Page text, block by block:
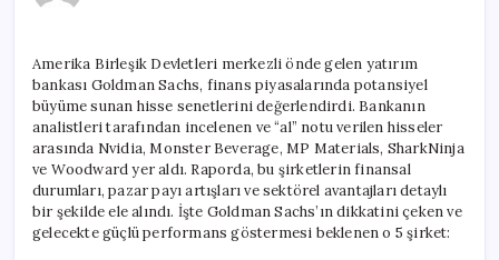
Şirketlerin
Hisselerinde
Yükseliş
Bekleniyor
için
Amerika Birleşik Devletleri merkezli önde gelen yatırım
bankası Goldman Sachs, finans piyasalarında potansiyel
büyüme sunan hisse senetlerini değerlendirdi. Bankanın
analistleri tarafından incelenen ve “al” notu verilen hisseler
arasında Nvidia, Monster Beverage, MP Materials, SharkNinja
ve Woodward yer aldı. Raporda, bu şirketlerin finansal
durumları, pazar payı artışları ve sektörel avantajları detaylı
bir şekilde ele alındı. İşte Goldman Sachs’ın dikkatini çeken ve
gelecekte güçlü performans göstermesi beklenen o 5 şirket: